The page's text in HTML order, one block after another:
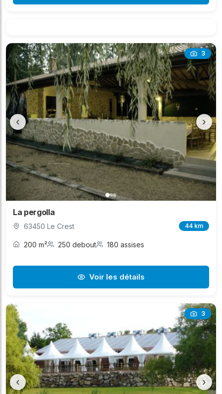
3
‹ ›
La pergolla
63450 Le Crest 44 km
200 m² 250 debout 180 assises
Voir les détails
3
‹ ›